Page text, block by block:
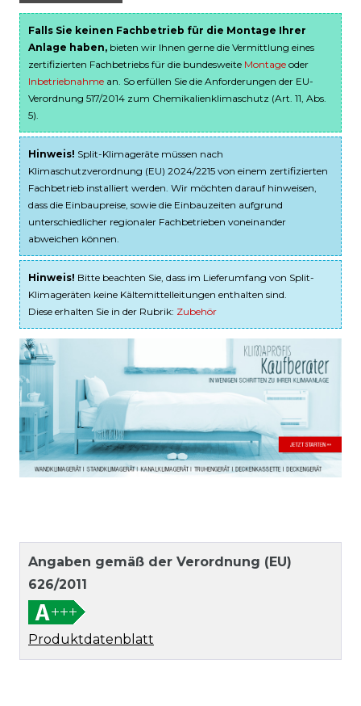
Falls Sie keinen Fachbetrieb für die Montage Ihrer
Anlage haben, bieten wir Ihnen gerne die Vermittlung eines
zertifizierten Fachbetriebs für die bundesweite Montage oder
Inbetriebnahme an. So erfüllen Sie die Anforderungen der EU-
Verordnung 517/2014 zum Chemikalienklimaschutz (Art. 11, Abs.
5).
Hinweis! Split-Klimageräte müssen nach
Klimaschutzverordnung (EU) 2024/2215 von einem zertifizierten
Fachbetrieb installiert werden. Wir möchten darauf hinweisen,
dass die Einbaupreise, sowie die Einbauzeiten aufgrund
unterschiedlicher regionaler Fachbetrieben voneinander
abweichen können.
Hinweis! Bitte beachten Sie, dass im Lieferumfang von Split-
Klimageräten keine Kältemittelleitungen enthalten sind.
Diese erhalten Sie in der Rubrik: Zubehör
Angaben gemäß der Verordnung (EU)
626/2011
Produktdatenblatt